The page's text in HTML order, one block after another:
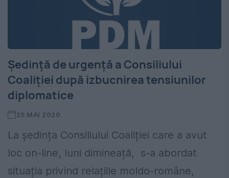
Ședință de urgență a Consiliului
Coaliției după izbucnirea tensiunilor
diplomatice
25 MAI 2020
La ședința Consiliului Coaliției care a avut
loc on-line, luni dimineață, s-a abordat
situația privind relațiile moldo-române,